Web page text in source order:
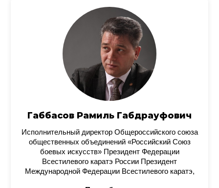
Габбасов Рамиль Габдрауфович
Исполнительный директор Общероссийского союза
общественных объединений «Российский Союз
боевых искусств» Президент Федерации
Всестилевого каратэ России Президент
Международной Федерации Всестилевого каратэ,